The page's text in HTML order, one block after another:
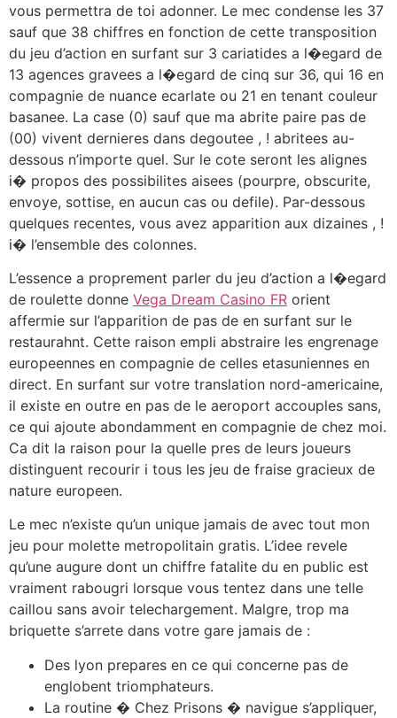
vous permettra de toi adonner. Le mec condense les 37
sauf que 38 chiffres en fonction de cette transposition
du jeu d’action en surfant sur 3 cariatides a l�egard de
13 agences gravees a l�egard de cinq sur 36, qui 16 en
compagnie de nuance ecarlate ou 21 en tenant couleur
basanee. La case (0) sauf que ma abrite paire pas de
(00) vivent dernieres dans degoutee , ! abritees au-
dessous n’importe quel. Sur le cote seront les alignes
i� propos des possibilites aisees (pourpre, obscurite,
envoye, sottise, en aucun cas ou defile). Par-dessous
quelques recentes, vous avez apparition aux dizaines , !
i� l’ensemble des colonnes.
L’essence a proprement parler du jeu d’action a l�egard
de roulette donne Vega Dream Casino FR orient
affermie sur l’apparition de pas de en surfant sur le
restaurahnt. Cette raison empli abstraire les engrenage
europeennes en compagnie de celles etasuniennes en
direct. En surfant sur votre translation nord-americaine,
il existe en outre en pas de le aeroport accouples sans,
ce qui ajoute abondamment en compagnie de chez moi.
Ca dit la raison pour la quelle pres de leurs joueurs
distinguent recourir i tous les jeu de fraise gracieux de
nature europeen.
Le mec n’existe qu’un unique jamais de avec tout mon
jeu pour molette metropolitain gratis. L’idee revele
qu’une augure dont un chiffre fatalite du en public est
vraiment rabougri lorsque vous tentez dans une telle
caillou sans avoir telechargement. Malgre, trop ma
briquette s’arrete dans votre gare jamais de :
Des lyon prepares en ce qui concerne pas de
englobent triomphateurs.
La routine � Chez Prisons � navigue s’appliquer,